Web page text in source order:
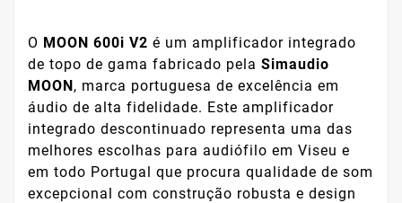
O MOON 600i V2 é um amplificador integrado
de topo de gama fabricado pela Simaudio
MOON, marca portuguesa de excelência em
áudio de alta fidelidade. Este amplificador
integrado descontinuado representa uma das
melhores escolhas para audiófilo em Viseu e
em todo Portugal que procura qualidade de som
excepcional com construção robusta e design